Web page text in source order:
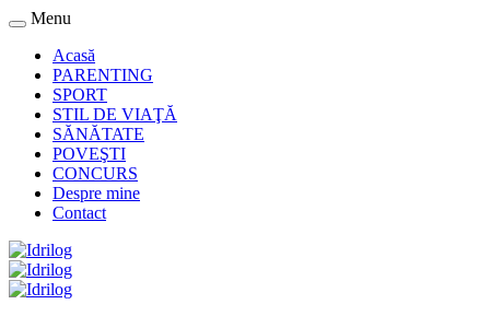
Menu
Acasă
PARENTING
SPORT
STIL DE VIAŢĂ
SĂNĂTATE
POVEŞTI
CONCURS
Despre mine
Contact